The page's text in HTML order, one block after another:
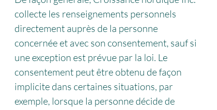
collecte les renseignements personnels
directement auprès de la personne
concernée et avec son consentement, sauf si
une exception est prévue par la loi. Le
consentement peut être obtenu de façon
implicite dans certaines situations, par
exemple, lorsque la personne décide de